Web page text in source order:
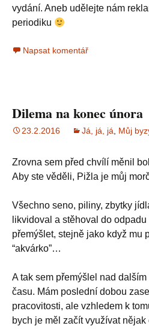
vydání. Aneb udělejte nám
periodiku
Napsat komentář
Dilema na konec února
23.2.2016 Já, já, já, Můj
Zrovna sem před chvílí měnil
Aby ste věděli, Pižla je můj
Všechno seno, piliny, zbytky
likvidoval a stěhoval do
přemýšlet, stejně jako když mu
“akvárko”…
A tak sem přemýšlel nad
času. Mám poslední dobou
pracovitosti, ale vzhledem k
bych je měl začít využívat